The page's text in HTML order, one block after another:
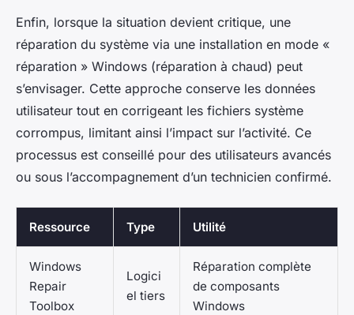
Enfin, lorsque la situation devient critique, une
réparation du système via une installation en mode «
réparation » Windows (réparation à chaud) peut
s’envisager. Cette approche conserve les données
utilisateur tout en corrigeant les fichiers système
corrompus, limitant ainsi l’impact sur l’activité. Ce
processus est conseillé pour des utilisateurs avancés
ou sous l’accompagnement d’un technicien confirmé.
Ressource Type Utilité
Windows
Repair
Toolbox
Logici
el tiers
Réparation complète
de composants
Windows